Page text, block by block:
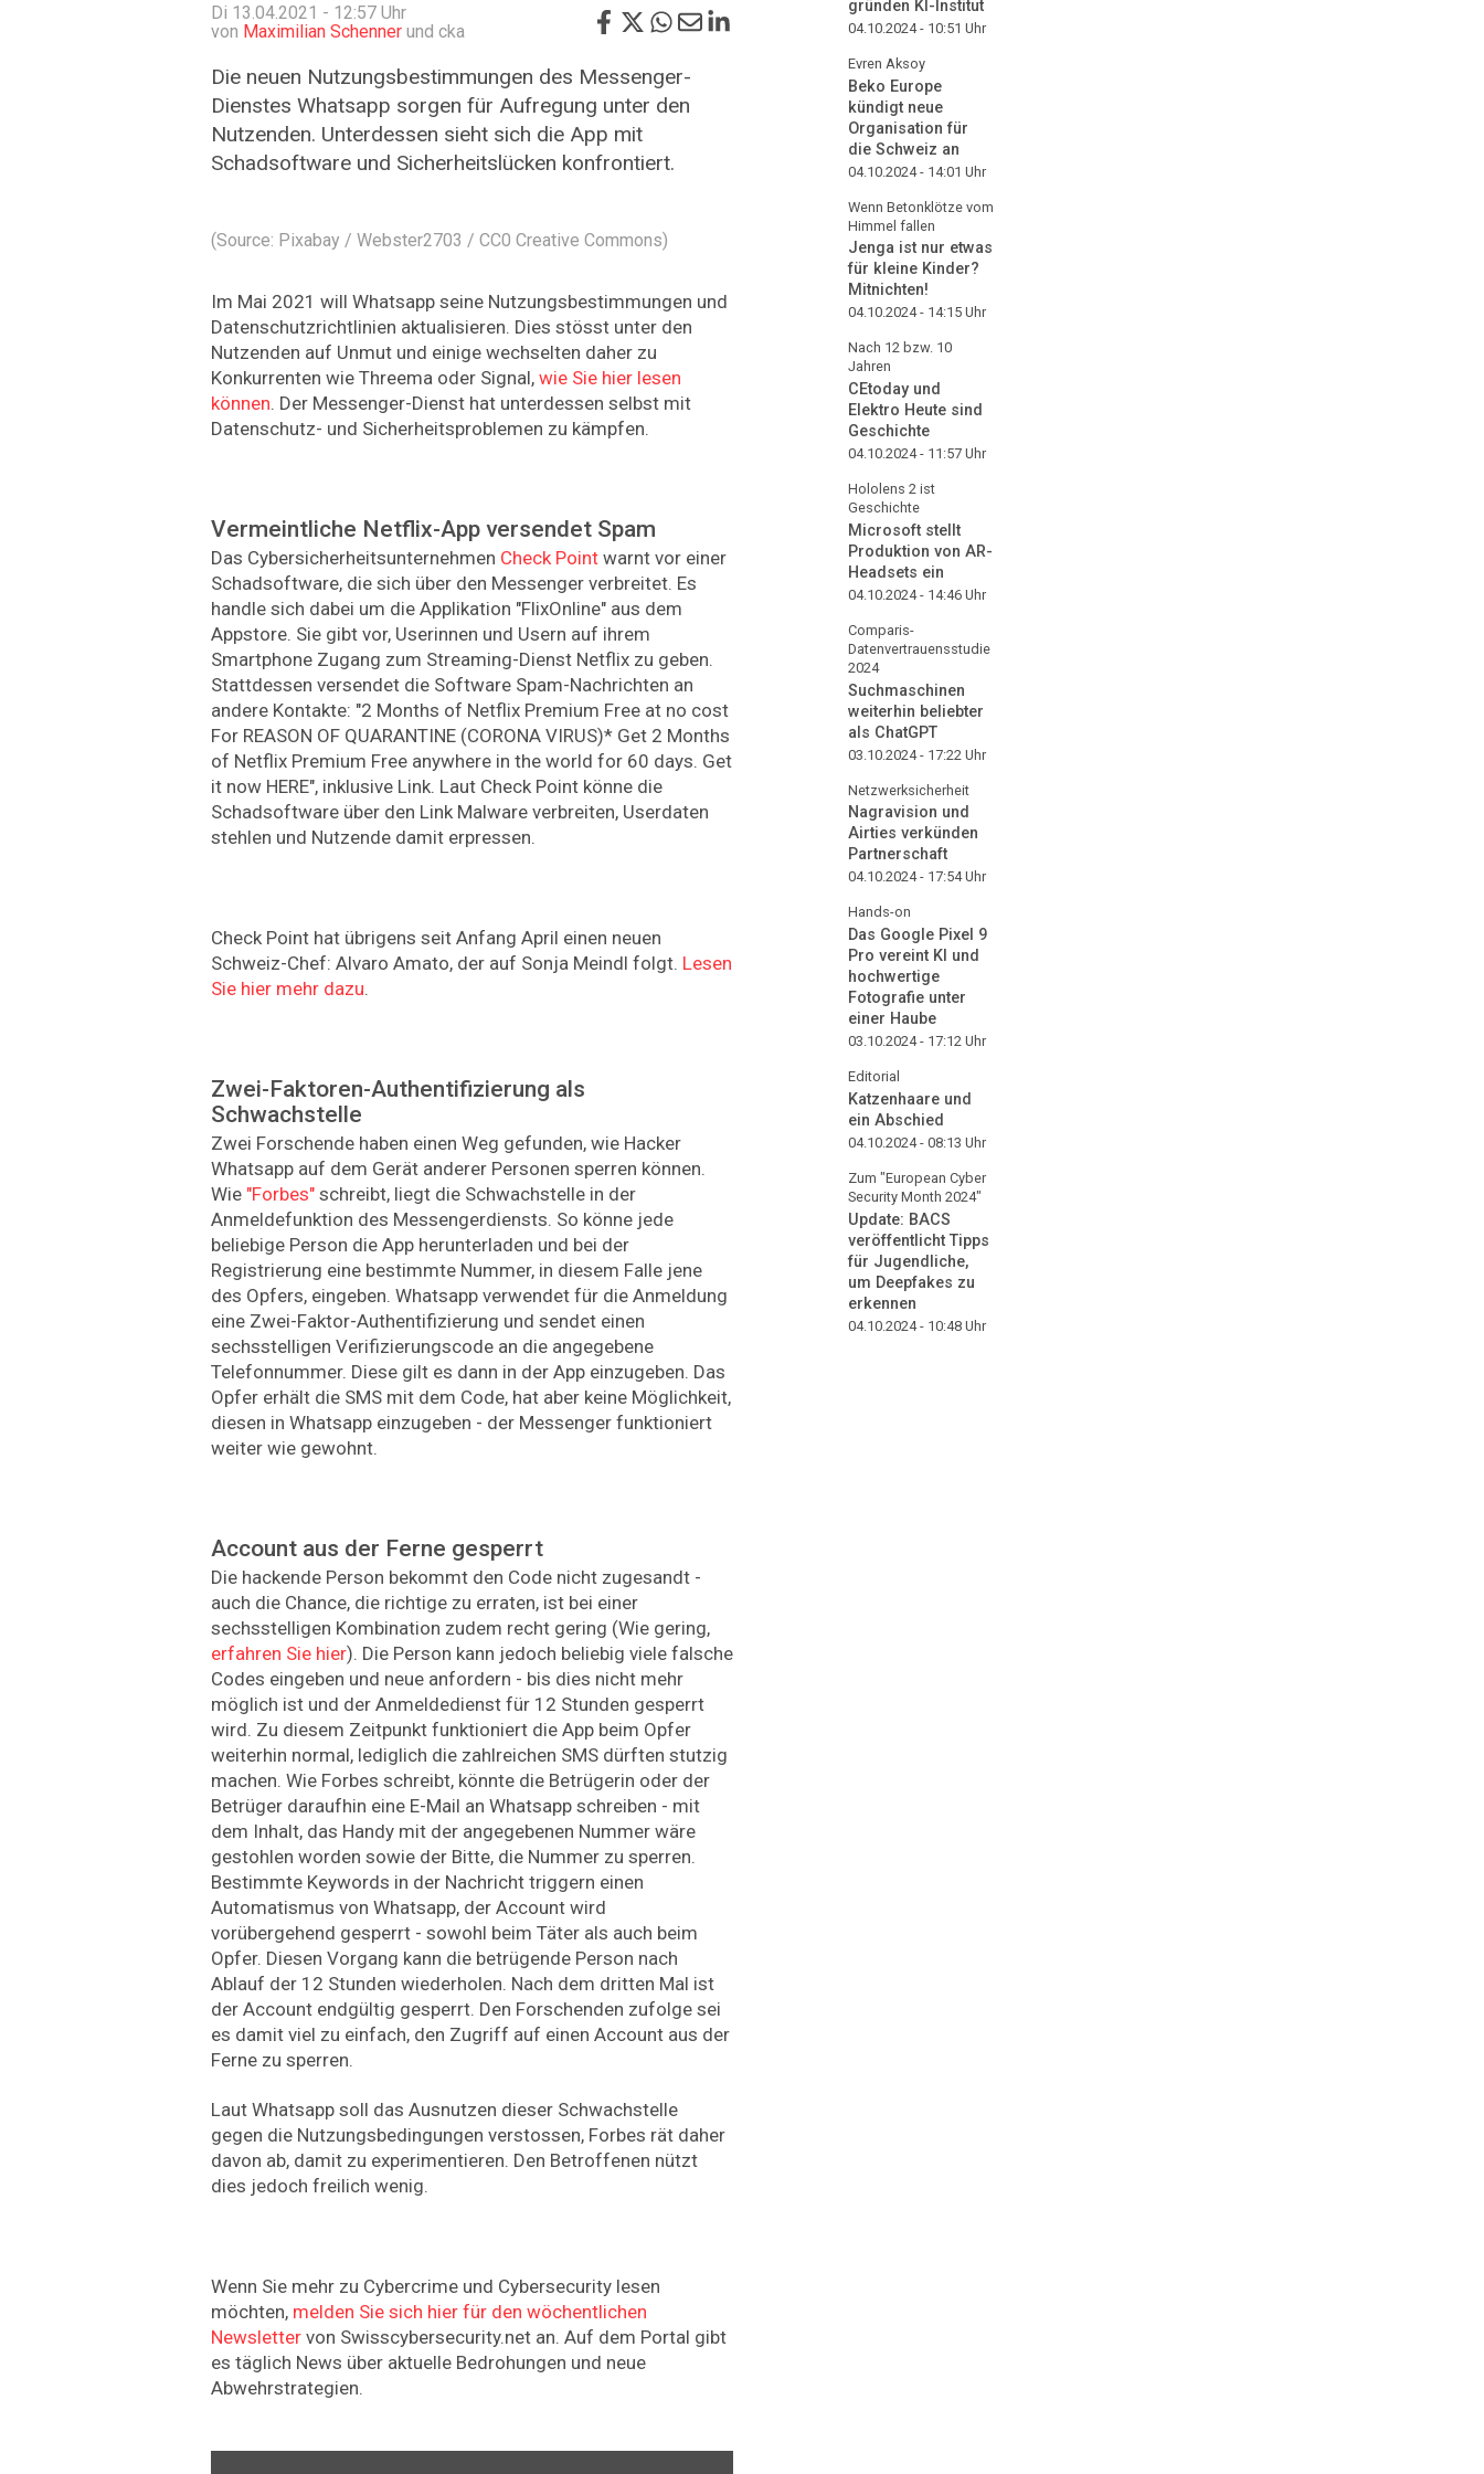
Di 13.04.2021 - 12:57 Uhr
von Maximilian Schenner und cka
Die neuen Nutzungsbestimmungen des Messenger-
Dienstes Whatsapp sorgen für Aufregung unter den
Nutzenden. Unterdessen sieht sich die App mit
Schadsoftware und Sicherheitslücken konfrontiert.
(Source: Pixabay / Webster2703 / CC0 Creative Commons)
Im Mai 2021 will Whatsapp seine Nutzungsbestimmungen und
Datenschutzrichtlinien aktualisieren. Dies stösst unter den
Nutzenden auf Unmut und einige wechselten daher zu
Konkurrenten wie Threema oder Signal, wie Sie hier lesen
können. Der Messenger-Dienst hat unterdessen selbst mit
Datenschutz- und Sicherheitsproblemen zu kämpfen.
Vermeintliche Netflix-App versendet Spam
Das Cybersicherheitsunternehmen Check Point warnt vor einer
Schadsoftware, die sich über den Messenger verbreitet. Es
handle sich dabei um die Applikation "FlixOnline" aus dem
Appstore. Sie gibt vor, Userinnen und Usern auf ihrem
Smartphone Zugang zum Streaming-Dienst Netflix zu geben.
Stattdessen versendet die Software Spam-Nachrichten an
andere Kontakte: "2 Months of Netflix Premium Free at no cost
For REASON OF QUARANTINE (CORONA VIRUS)* Get 2 Months
of Netflix Premium Free anywhere in the world for 60 days. Get
it now HERE", inklusive Link. Laut Check Point könne die
Schadsoftware über den Link Malware verbreiten, Userdaten
stehlen und Nutzende damit erpressen.
Check Point hat übrigens seit Anfang April einen neuen
Schweiz-Chef: Alvaro Amato, der auf Sonja Meindl folgt. Lesen
Sie hier mehr dazu.
Zwei-Faktoren-Authentifizierung als
Schwachstelle
Zwei Forschende haben einen Weg gefunden, wie Hacker
Whatsapp auf dem Gerät anderer Personen sperren können.
Wie "Forbes" schreibt, liegt die Schwachstelle in der
Anmeldefunktion des Messengerdiensts. So könne jede
beliebige Person die App herunterladen und bei der
Registrierung eine bestimmte Nummer, in diesem Falle jene
des Opfers, eingeben. Whatsapp verwendet für die Anmeldung
eine Zwei-Faktor-Authentifizierung und sendet einen
sechsstelligen Verifizierungscode an die angegebene
Telefonnummer. Diese gilt es dann in der App einzugeben. Das
Opfer erhält die SMS mit dem Code, hat aber keine Möglichkeit,
diesen in Whatsapp einzugeben - der Messenger funktioniert
weiter wie gewohnt.
Account aus der Ferne gesperrt
Die hackende Person bekommt den Code nicht zugesandt -
auch die Chance, die richtige zu erraten, ist bei einer
sechsstelligen Kombination zudem recht gering (Wie gering,
erfahren Sie hier). Die Person kann jedoch beliebig viele falsche
Codes eingeben und neue anfordern - bis dies nicht mehr
möglich ist und der Anmeldedienst für 12 Stunden gesperrt
wird. Zu diesem Zeitpunkt funktioniert die App beim Opfer
weiterhin normal, lediglich die zahlreichen SMS dürften stutzig
machen. Wie Forbes schreibt, könnte die Betrügerin oder der
Betrüger daraufhin eine E-Mail an Whatsapp schreiben - mit
dem Inhalt, das Handy mit der angegebenen Nummer wäre
gestohlen worden sowie der Bitte, die Nummer zu sperren.
Bestimmte Keywords in der Nachricht triggern einen
Automatismus von Whatsapp, der Account wird
vorübergehend gesperrt - sowohl beim Täter als auch beim
Opfer. Diesen Vorgang kann die betrügende Person nach
Ablauf der 12 Stunden wiederholen. Nach dem dritten Mal ist
der Account endgültig gesperrt. Den Forschenden zufolge sei
es damit viel zu einfach, den Zugriff auf einen Account aus der
Ferne zu sperren.
Laut Whatsapp soll das Ausnutzen dieser Schwachstelle
gegen die Nutzungsbedingungen verstossen, Forbes rät daher
davon ab, damit zu experimentieren. Den Betroffenen nützt
dies jedoch freilich wenig.
Wenn Sie mehr zu Cybercrime und Cybersecurity lesen
möchten, melden Sie sich hier für den wöchentlichen
Newsletter von Swisscybersecurity.net an. Auf dem Portal gibt
es täglich News über aktuelle Bedrohungen und neue
Abwehrstrategien.
gründen KI-Institut
04.10.2024 - 10:51 Uhr
Evren Aksoy
Beko Europe
kündigt neue
Organisation für
die Schweiz an
04.10.2024 - 14:01 Uhr
Wenn Betonklötze vom
Himmel fallen
Jenga ist nur etwas
für kleine Kinder?
Mitnichten!
04.10.2024 - 14:15 Uhr
Nach 12 bzw. 10
Jahren
CEtoday und
Elektro Heute sind
Geschichte
04.10.2024 - 11:57 Uhr
Hololens 2 ist
Geschichte
Microsoft stellt
Produktion von AR-
Headsets ein
04.10.2024 - 14:46 Uhr
Comparis-
Datenvertrauensstudie
2024
Suchmaschinen
weiterhin beliebter
als ChatGPT
03.10.2024 - 17:22 Uhr
Netzwerksicherheit
Nagravision und
Airties verkünden
Partnerschaft
04.10.2024 - 17:54Uhr
Hands-on
Das Google Pixel 9
Pro vereint KI und
hochwertige
Fotografie unter
einer Haube
03.10.2024 - 17:12 Uhr
Editorial
Katzenhaare und
ein Abschied
04.10.2024 - 08:13 Uhr
Zum "European Cyber
Security Month 2024"
Update: BACS
veröffentlicht Tipps
für Jugendliche,
um Deepfakes zu
erkennen
04.10.2024 - 10:48 Uhr